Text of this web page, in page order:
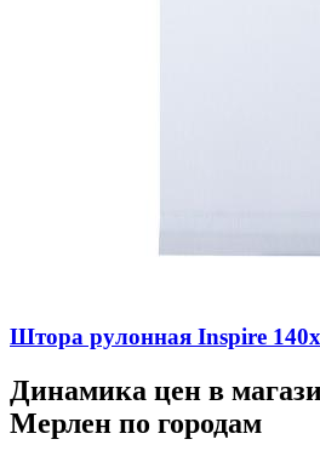
Штора рулонная Inspire
Динамика цен в
Мерлен по городам